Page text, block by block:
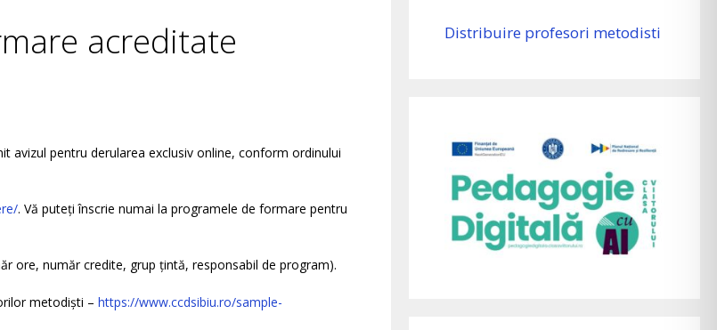
acreditate
avizul pentru derularea exclusiv online, conform ordinului
. Vă puteți înscrie numai la programele de formare pentru
ore, număr credite, grup țintă, responsabil de program).
metodiști – https://www.ccdsibiu.ro/sample-
Distribuire profesori metodisti